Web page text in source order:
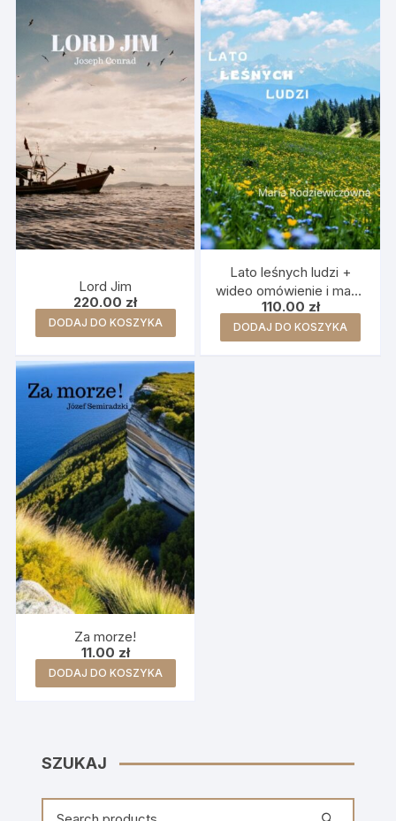
Lord Jim
220.00 zł
DODAJ DO KOSZYKA
Lato leśnych ludzi +
wideo omówienie i mapa
myśli
110.00 zł
DODAJ DO KOSZYKA
Za morze!
11.00 zł
DODAJ DO KOSZYKA
SZUKAJ